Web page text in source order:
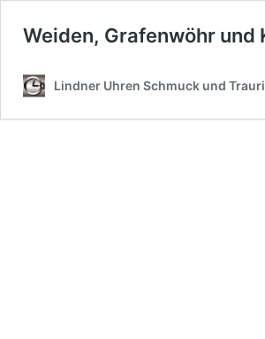
Weiden, Grafenwöhr und
Lindner Uhren Schmuck und